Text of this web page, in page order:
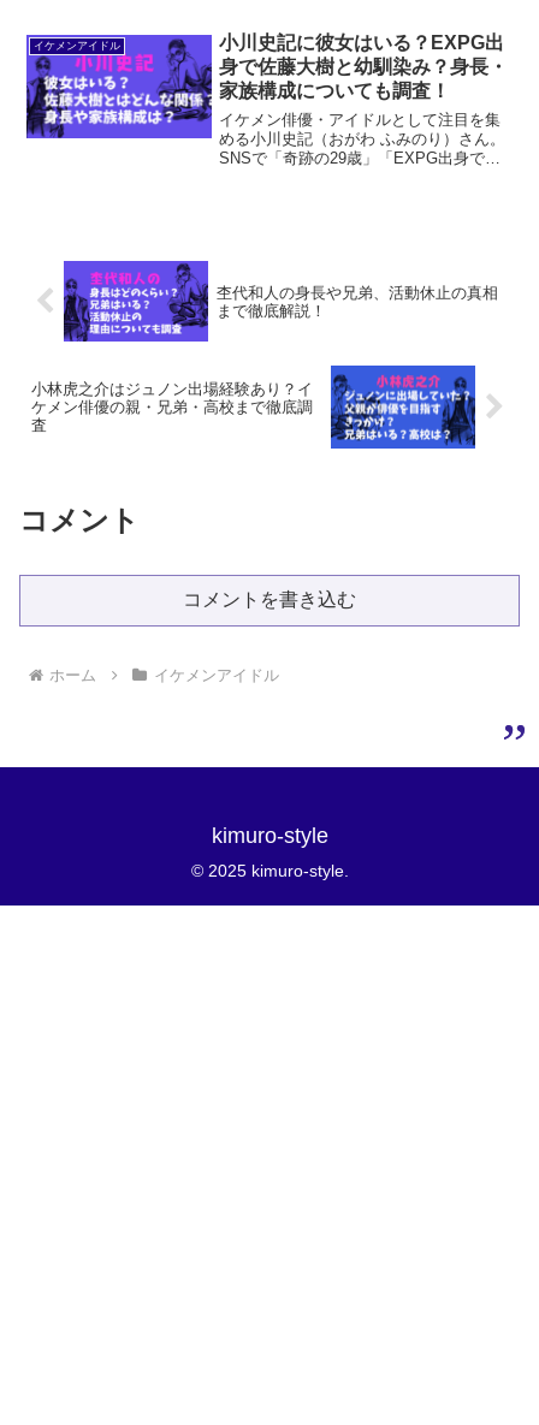
た女性も多いはず！一度そのキラキラし
た瞳に...
イケメンアイドル
小川史記に彼女はいる？EXPG出
身で佐藤大樹と幼馴染み？身長・
家族構成についても調査！
イケメン俳優・アイドルとして注目を集
める小川史記（おがわ ふみのり）さん。
SNSで「奇跡の29歳」「EXPG出身でダ
杢代和人の身長や兄弟、活動休止の真相
まで徹底解説！
小林虎之介はジュノン出場経験あり？イ
ケメン俳優の親・兄弟・高校まで徹底調
査
コメント
コメントを書き込む
ホーム イケメンアイドル
kimuro-style
© 2025 kimuro-style.